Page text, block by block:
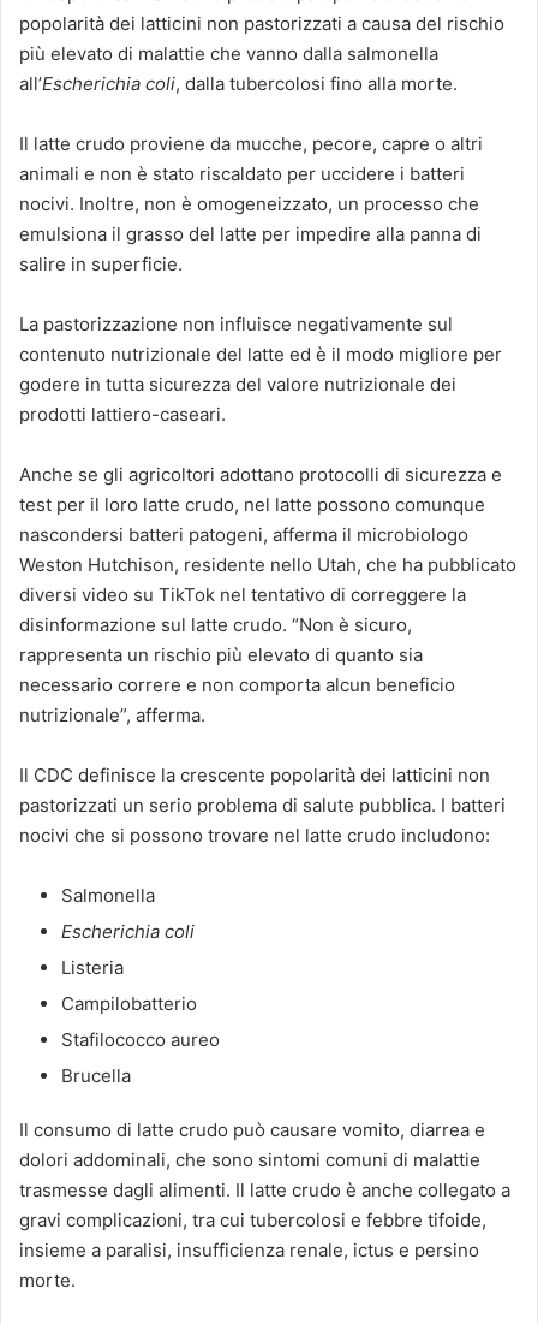
popolarità dei latticini non pastorizzati a causa del rischio
più elevato di malattie che vanno dalla salmonella
all’Escherichia coli, dalla tubercolosi fino alla morte.
Il latte crudo proviene da mucche, pecore, capre o altri
animali e non è stato riscaldato per uccidere i batteri
nocivi. Inoltre, non è omogeneizzato, un processo che
emulsiona il grasso del latte per impedire alla panna di
salire in superficie.
La pastorizzazione non influisce negativamente sul
contenuto nutrizionale del latte ed è il modo migliore per
godere in tutta sicurezza del valore nutrizionale dei
prodotti lattiero-caseari.
Anche se gli agricoltori adottano protocolli di sicurezza e
test per il loro latte crudo, nel latte possono comunque
nascondersi batteri patogeni, afferma il microbiologo
Weston Hutchison, residente nello Utah, che ha pubblicato
diversi video su TikTok nel tentativo di correggere la
disinformazione sul latte crudo. “Non è sicuro,
rappresenta un rischio più elevato di quanto sia
necessario correre e non comporta alcun beneficio
nutrizionale”, afferma.
Il CDC definisce la crescente popolarità dei latticini non
pastorizzati un serio problema di salute pubblica. I batteri
nocivi che si possono trovare nel latte crudo includono:
Salmonella
Escherichia coli
Listeria
Campilobatterio
Stafilococco aureo
Brucella
Il consumo di latte crudo può causare vomito, diarrea e
dolori addominali, che sono sintomi comuni di malattie
trasmesse dagli alimenti. Il latte crudo è anche collegato a
gravi complicazioni, tra cui tubercolosi e febbre tifoide,
insieme a paralisi, insufficienza renale, ictus e persino
morte.